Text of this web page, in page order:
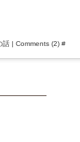
話 | Comments (2) #